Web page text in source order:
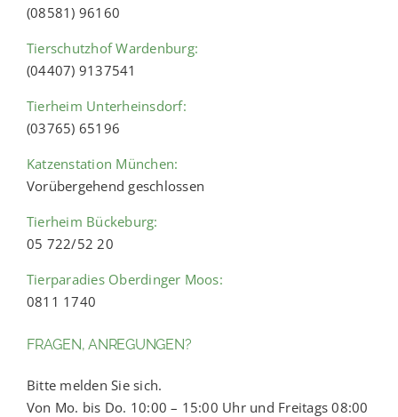
(08581) 96160
Tierschutzhof Wardenburg:
(04407) 9137541
Tierheim Unterheinsdorf:
(03765) 65196
Katzenstation München:
Vorübergehend geschlossen
Tierheim Bückeburg:
05 722/52 20
Tierparadies Oberdinger Moos:
0811 1740
FRAGEN, ANREGUNGEN?
Bitte melden Sie sich.
Von Mo. bis Do. 10:00 – 15:00 Uhr und Freitags 08:00